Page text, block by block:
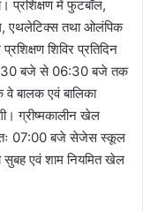
प्रशिक्षण में फुटबॉल,
एथलेटिक्स तथा ओलंपिक
शिविर प्रतिदिन
बजे से 06:30 बजे तक
बालक एवं बालिका
ग्रीष्मकालीन खेल
07:00 बजे सेजेस स्कूल
सुबह एवं शाम नियमित खेल